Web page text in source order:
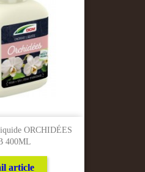
ORCHIDÉES
400ML
article